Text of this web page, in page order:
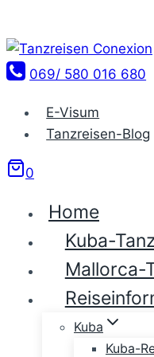
Inhalt
springen
069/ 580 016 680
E-Visum
Tanzreisen-Blog
0
Home
Kuba-
Mallorca-
Kuba
Kuba-